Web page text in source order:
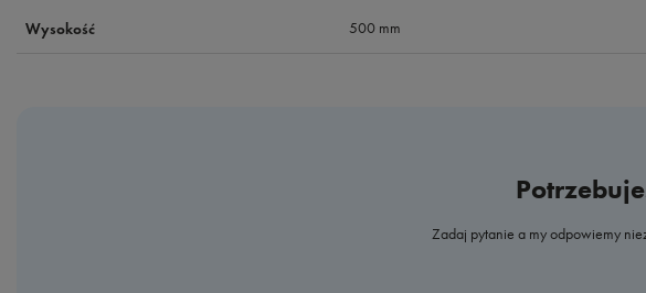
Wysokość 500 mm
Zadaj pytanie a my odpowiemy